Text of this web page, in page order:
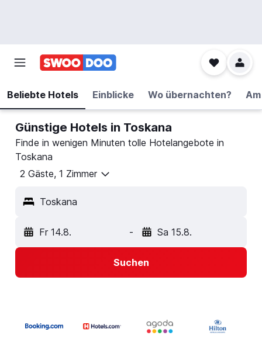
Beliebte Hotels Einblicke Wo übernachten?
Günstige Hotels in Toskana
Finde in wenigen Minuten tolle Hotelangebote in
Toskana
2 Gäste, 1 Zimmer
Toskana
Fr 14.8. - Sa 15.8.
Suchen